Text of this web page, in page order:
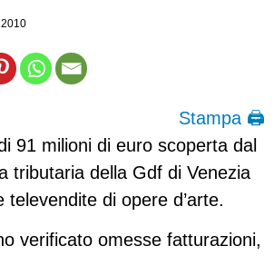
Stampa 🖨
91 milioni di euro scoperta dal
tributaria della Gdf di Venezia
televendite di opere d’arte.
verificato omesse fatturazioni,